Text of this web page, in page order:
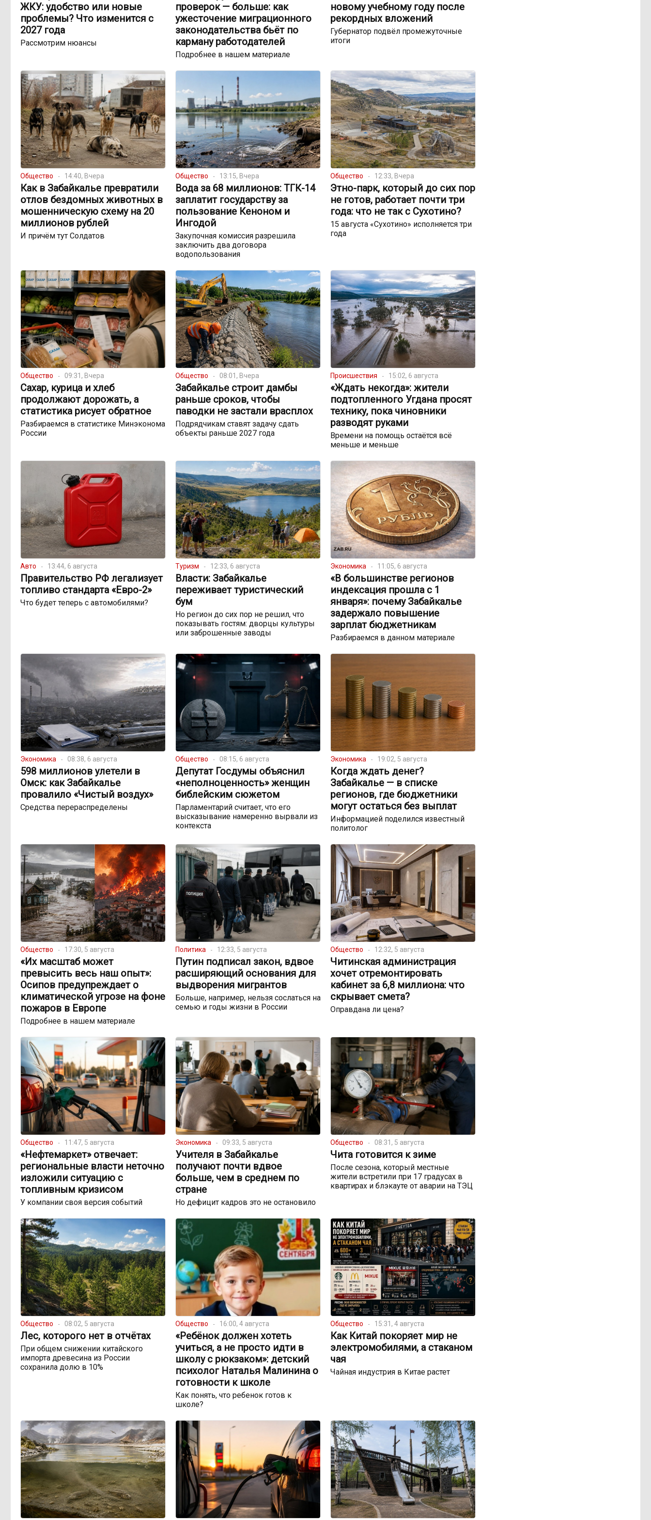
ЖКУ: удобство или новые
проблемы? Что изменится с
2027 года
Рассмотрим нюансы
проверок — больше: как
ужесточение миграционного
законодательства бьёт по
карману работодателей
Подробнее в нашем материале
новому учебному году после
рекордных вложений
Губернатор подвёл промежуточные
итоги
Общество 14:40, Вчера
Как в Забайкалье превратили
отлов бездомных животных в
мошенническую схему на 20
миллионов рублей
И причём тут Солдатов
Общество 13:15, Вчера
Вода за 68 миллионов: ТГК-14
заплатит государству за
пользование Кеноном и
Ингодой
Закупочная комиссия разрешила
заключить два договора
водопользования
Общество 12:33, Вчера
Этно-парк, который до сих пор
не готов, работает почти три
года: что не так с Сухотино?
15 августа «Сухотино» исполняется три
года
Общество 09:31, Вчера
Сахар, курица и хлеб
продолжают дорожать, а
статистика рисует обратное
Разбираемся в статистике Минэконома
России
Общество 08:01, Вчера
Забайкалье строит дамбы
раньше сроков, чтобы
паводки не застали врасплох
Подрядчикам ставят задачу сдать
объекты раньше 2027 года
Происшествия 15:02, 6 августа
«Ждать некогда»: жители
подтопленного Угдана просят
технику, пока чиновники
разводят руками
Времени на помощь остаётся всё
меньше и меньше
Авто 13:44, 6 августа
Правительство РФ легализует
топливо стандарта «Евро-2»
Что будет теперь с автомобилями?
Туризм 12:33, 6 августа
Власти: Забайкалье
переживает туристический
бум
Но регион до сих пор не решил, что
показывать гостям: дворцы культуры
или заброшенные заводы
Экономика 11:05, 6 августа
«В большинстве регионов
индексация прошла с 1
января»: почему Забайкалье
задержало повышение
зарплат бюджетникам
Разбираемся в данном материале
Экономика 08:38, 6 августа
598 миллионов улетели в
Омск: как Забайкалье
провалило «Чистый воздух»
Средства перераспределены
Общество 08:15, 6 августа
Депутат Госдумы объяснил
«неполноценность» женщин
библейским сюжетом
Парламентарий считает, что его
высказывание намеренно вырвали из
контекста
Экономика 19:02, 5 августа
Когда ждать денег?
Забайкалье — в списке
регионов, где бюджетники
могут остаться без выплат
Информацией поделился известный
политолог
Общество 17:30, 5 августа
«Их масштаб может
превысить весь наш опыт»:
Осипов предупреждает о
климатической угрозе на фоне
пожаров в Европе
Подробнее в нашем материале
Политика 12:33, 5 августа
Путин подписал закон, вдвое
расширяющий основания для
выдворения мигрантов
Больше, например, нельзя сослаться на
семью и годы жизни в России
Общество 12:32, 5 августа
Читинская администрация
хочет отремонтировать
кабинет за 6,8 миллиона: что
скрывает смета?
Оправдана ли цена?
Общество 11:47, 5 августа
«Нефтемаркет» отвечает:
региональные власти неточно
изложили ситуацию с
топливным кризисом
У компании своя версия событий
Экономика 09:33, 5 августа
Учителя в Забайкалье
получают почти вдвое
больше, чем в среднем по
стране
Но дефицит кадров это не остановило
Общество 08:31, 5 августа
Чита готовится к зиме
После сезона, который местные
жители встретили при 17 градусах в
квартирах и блэкауте от аварии на ТЭЦ
Общество 08:02, 5 августа
Лес, которого нет в отчётах
При общем снижении китайского
импорта древесина из России
сохранила долю в 10%
Общество 16:00, 4 августа
«Ребёнок должен хотеть
учиться, а не просто идти в
школу с рюкзаком»: детский
психолог Наталья Малинина о
готовности к школе
Как понять, что ребенок готов к
школе?
Общество 15:31, 4 августа
Как Китай покоряет мир не
электромобилями, а стаканом
чая
Чайная индустрия в Китае растет